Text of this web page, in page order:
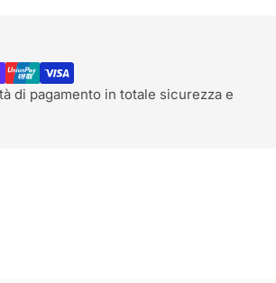
di pagamento in totale sicurezza e